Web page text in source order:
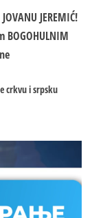
JEREMIĆ!
crkvu i srpsku